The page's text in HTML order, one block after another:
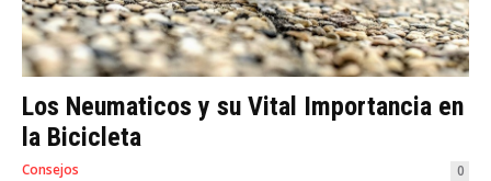
Los Neumaticos y su Vital Importancia en
la Bicicleta
Consejos 0